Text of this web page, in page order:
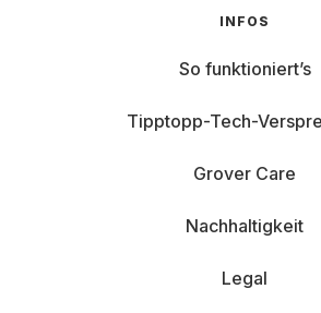
INFOS
So funktioniert’s
Tipptopp-Tech-
Grover Care
Nachhaltigkeit
Legal